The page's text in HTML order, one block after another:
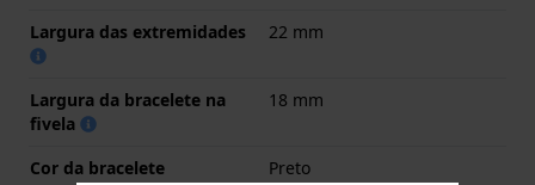
Largura das extremidades 22 mm
Largura da bracelete na
fivela
18 mm
Cor da bracelete Preto